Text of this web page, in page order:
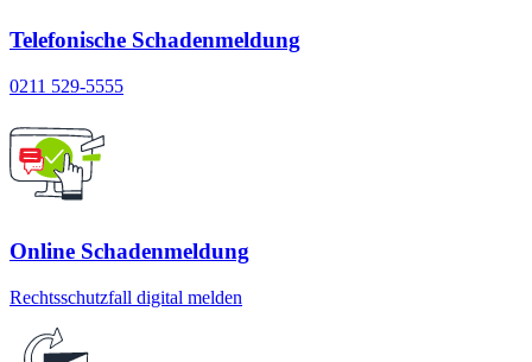
Telefonische Schadenmeldung
0211 529-5555
Online Schadenmeldung
Rechtsschutzfall digital melden